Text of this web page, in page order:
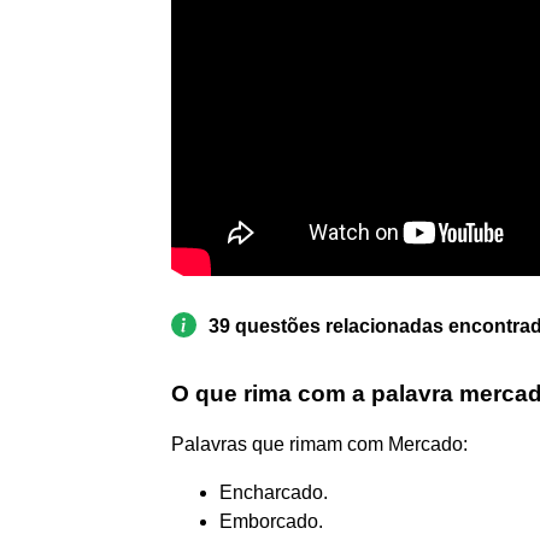
39 questões relacionadas
O que rima com a palavra
Palavras que rimam com Mercado:
Encharcado.
Emborcado.